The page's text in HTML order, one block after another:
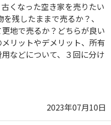
くなった空き家を売りたい
残したままで売るか？、
地で売るか？どちらが良い
リットやデメリット、所有
などについて、３回に分け
2023年07月10日